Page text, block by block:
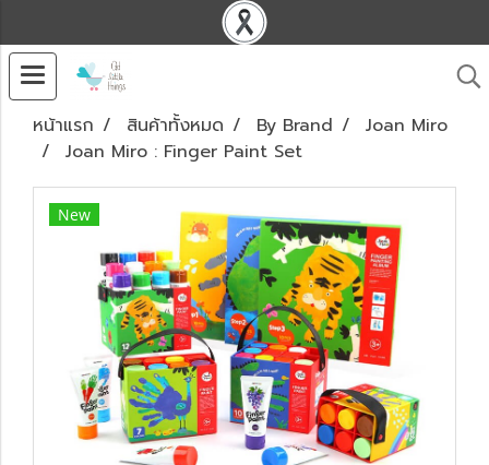
หน้าแรก สินค้าทั้งหมด By Brand
Joan Miro
Joan Miro : Finger Paint Set
New